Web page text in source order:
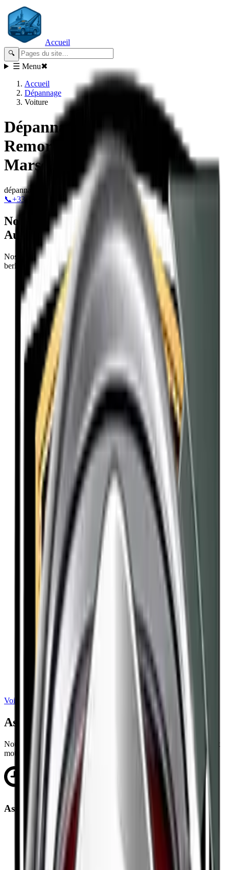
Accueil
🔍
☰ Menu✖
Accueil
Dépannage
Voiture
Dépannage Crevaison -
Remorquage13.fr 24/7 à
Marseille
dépannage crevaisonpneus
réparation
📞+33 7 53 90 38 69
Nous travaillons avec toutes les marques
Auto Moto
Nos dépanneuses sont adaptées à chaque véhicule, de l'épave à la
berline de luxe.
Voir toutes les marques
Assistance dépanneuse Auto Moto
Nous proposons des services d'assistance pour les véhicules auto et
moto, disponibles à tout moment.
Assistance routière 7/7
Dépannage et remorquage auto à Marseille —
assistance 24h/24 et 7j/7 pour voitures, motos et
utilitaires.